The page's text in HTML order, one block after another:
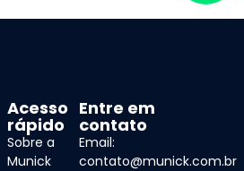
Acesso
rápido
Sobre a
Munick
Entre em
contato
Email:
contato@munick.com.br